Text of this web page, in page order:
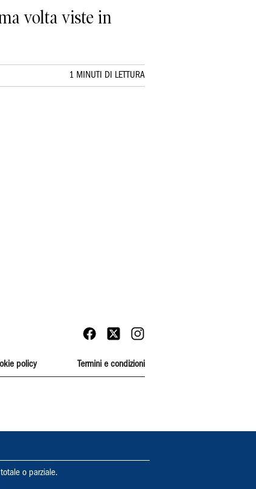
volta viste in
1 MINUTI DI LETTURA
policy Termini e condizioni
o parziale.